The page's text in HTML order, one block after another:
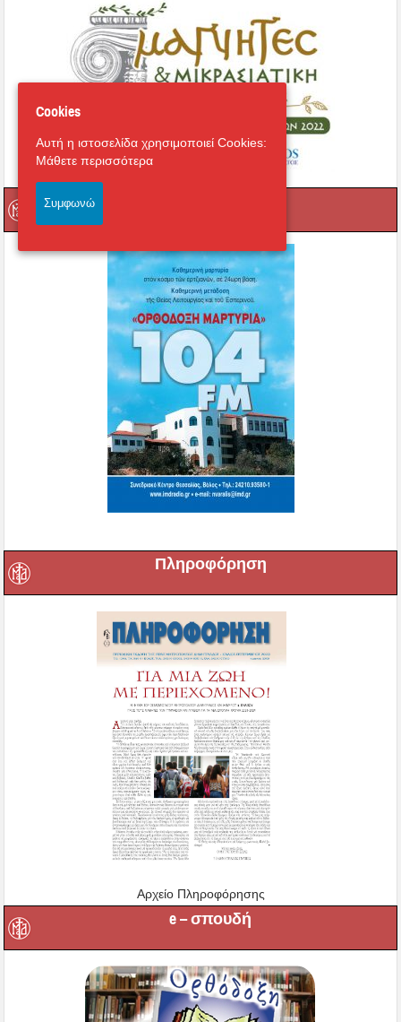
Πληροφόρηση
Αρχείο Πληροφόρησης
e – σπουδή
Cookies
Αυτή η ιστοσελίδα χρησιμοποιεί Cookies:
Μάθετε περισσότερα
Συμφωνώ